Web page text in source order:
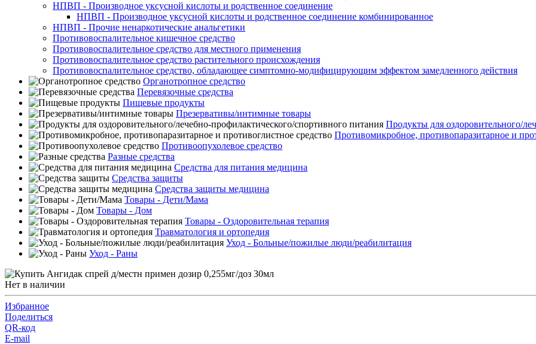
НПВП - Производное уксусной кислоты и родственное соединение
НПВП - Производное уксусной кислоты и родственное соединение комбинированное
НПВП - Прочие ненаркотические анальгетики
Противовоспалительное кишечное средство
Противовоспалительное средство для местного применения
Противовоспалительное средство растительного происхождения
Противовоспалительное средство, обладающее симптомно-модифицирующим эффектом замедленного действия
Органотропное средство
Перевязочные средства
Пищевые продукты
Презервативы/интимные товары
Продукты для оздоровительного/
Противомикробное, противопаразитарное и
Противоопухолевое средство
Разные средства
Средства для питания медицина
Средства защиты
Средства защиты медицина
Товары - Дети/Мама
Товары - Дом
Товары - Оздоровительная терапия
Травматология и ортопедия
Уход - Больные/пожилые люди/реабилитация
Уход - Раны
Нет в наличии
Избранное
Поделиться
QR-код
E-mail